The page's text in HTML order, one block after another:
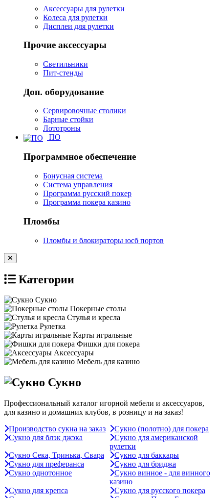
Аксессуары для рулетки
Колеса для рулетки
Дисплеи для рулетки
Прочие аксессуары
Светильники
Пит-стенды
Доп. оборудование
Сервировочные столики
Барные стойки
Лототроны
ПО
Программное обеспечение
Бонусная система
Система управления
Программа русский покер
Программа покера казино
Пломбы
Пломбы и блокираторы юсб портов
Категории
Сукно
Покерные столы
Стулья и кресла
Рулетка
Карты игральные
Фишки для покера
Аксессуары
Мебель для казино
Сукно
Профессиональный каталог игорной мебели и аксессуаров,
для казино и домашних клубов, в розницу и на заказ!
Производство сукна на заказ
Сукно (полотно) для покера
Сукно для блэк джэка
Сукно для американской
рулетки
Сукно Сека, Тринька, Свара
Сукно для баккары
Сукно для преферанса
Сукно для бриджа
Сукно однотонное
Сукно винное - для винного
казино
Сукно для крепса
Сукно для русского покера